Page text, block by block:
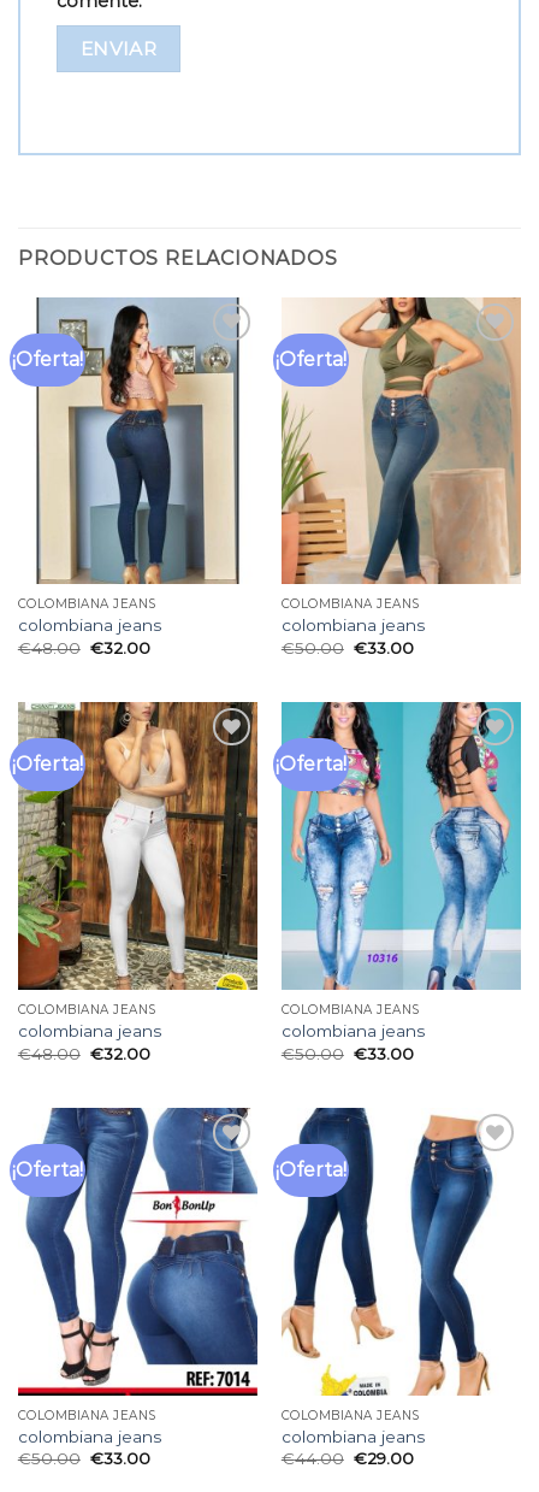
PRODUCTOS RELACIONADOS
¡Oferta!
Añadir
a la
COLOMBIANA JEANS
colombiana jeans
€48.00 €32.00
¡Oferta!
Añadir
a la
COLOMBIANA JEANS
colombiana jeans
€50.00 €33.00
¡Oferta!
Añadir
a la
lista
de
deseos
COLOMBIANA JEANS
colombiana jeans
€48.00 €32.00
¡Oferta!
Añadir
a la
lista
de
deseos
COLOMBIANA JEANS
colombiana jeans
€50.00 €33.00
¡Oferta!
Añadir
a la
lista
de
deseos
COLOMBIANA JEANS
colombiana jeans
€50.00 €33.00
¡Oferta!
Añadir
a la
lista
de
deseos
COLOMBIANA JEANS
colombiana jeans
€44.00 €29.00